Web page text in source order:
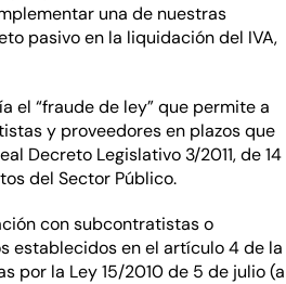
una de nuestras
pasivo en la liquidación del IVA,
el “fraude de ley” que permite a
y proveedores en plazos que
Decreto Legislativo 3/2011, de 14
del Sector Público.
con subcontratistas o
establecidos en el artículo 4 de la
por la Ley 15/2010 de 5 de julio (a